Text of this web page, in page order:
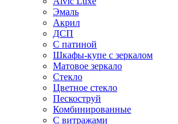
Эмаль
Акрил
ДСП
С патиной
Шкафы-купе с зеркалом
Матовое зеркало
Стекло
Цветное стекло
Пескоструй
Комбинированные
С витражами